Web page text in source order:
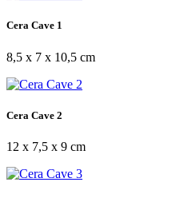
Cera Cave 1
8,5 x 7 x 10,5 cm
Cera Cave 2
12 x 7,5 x 9 cm